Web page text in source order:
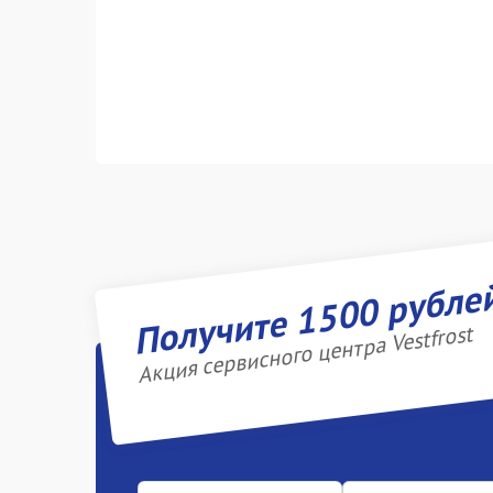
Получите 1500
Акция сервисного центра Vestfrost